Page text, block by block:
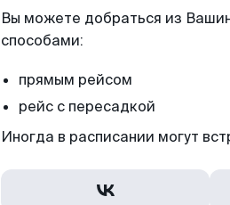
Вы можете добраться из
способами:
прямым рейсом
рейс с пересадкой
Иногда в расписании могут